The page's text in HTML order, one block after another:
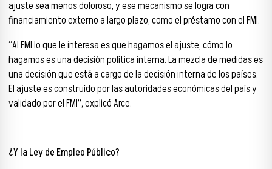
ajuste sea menos doloroso, y ese mecanismo se logra con
financiamiento externo a largo plazo, como el préstamo con el FMI.
“Al FMI lo que le interesa es que hagamos el ajuste, cómo lo
hagamos es una decisión política interna. La mezcla de medidas es
una decisión que está a cargo de la decisión interna de los países.
El ajuste es construído por las autoridades económicas del país y
validado por el FMI”, explicó Arce.
¿Y la Ley de Empleo Público?